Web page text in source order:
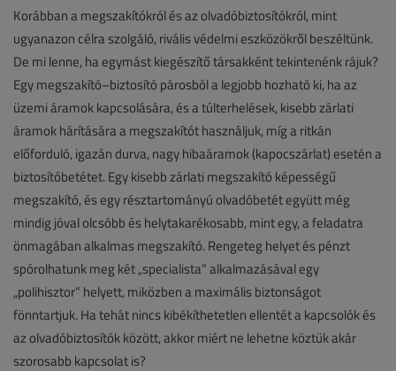
Korábban a megszakítókról és az olvadóbiztosítókról, mint
ugyanazon célra szolgáló, rivális védelmi eszközökről beszéltünk.
De mi lenne, ha egymást kiegészítő társakként tekintenénk rájuk?
Egy megszakító–biztosító párosból a legjobb hozható ki, ha az
üzemi áramok kapcsolására, és a túlterhelések, kisebb zárlati
áramok hárítására a megszakítót használjuk, míg a ritkán
előforduló, igazán durva, nagy hibaáramok (kapocszárlat) esetén a
biztosítóbetétet. Egy kisebb zárlati megszakító képességű
megszakító, és egy résztartományú olvadóbetét együtt még
mindig jóval olcsóbb és helytakarékosabb, mint egy, a feladatra
önmagában alkalmas megszakító. Rengeteg helyet és pénzt
spórolhatunk meg két „specialista” alkalmazásával egy
„polihisztor” helyett, miközben a maximális biztonságot
fönntartjuk. Ha tehát nincs kibékíthetetlen ellentét a kapcsolók és
az olvadóbiztosítók között, akkor miért ne lehetne köztük akár
szorosabb kapcsolat is?